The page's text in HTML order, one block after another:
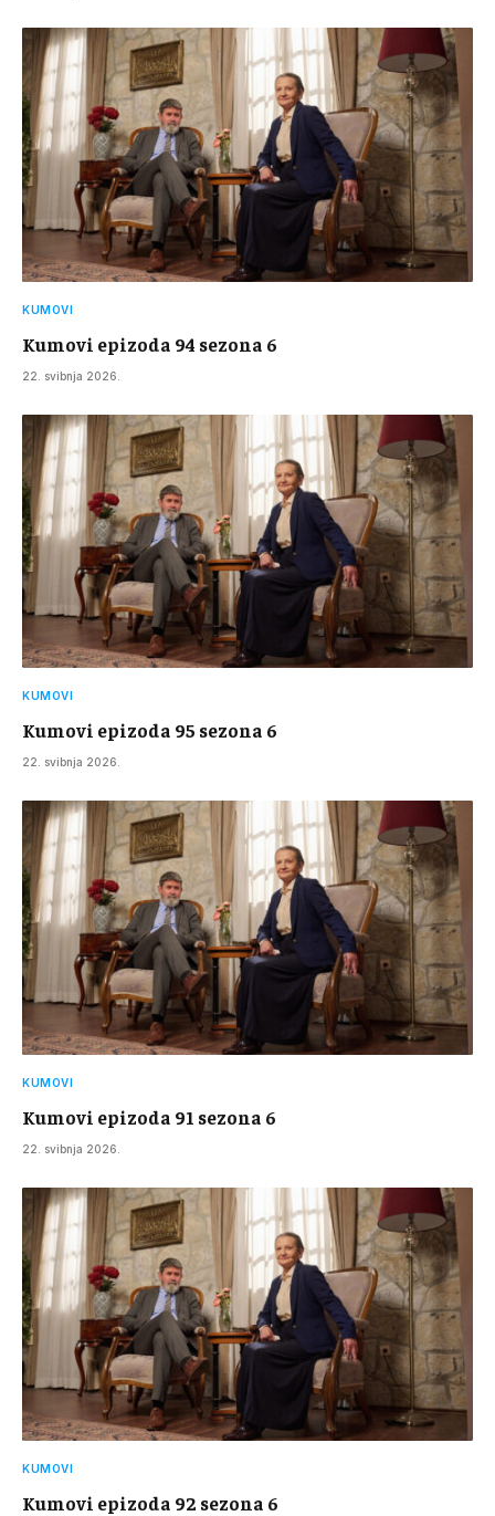
KUMOVI
Kumovi epizoda 94 sezona 6
22. svibnja 2026.
KUMOVI
Kumovi epizoda 95 sezona 6
22. svibnja 2026.
KUMOVI
Kumovi epizoda 91 sezona 6
22. svibnja 2026.
KUMOVI
Kumovi epizoda 92 sezona 6